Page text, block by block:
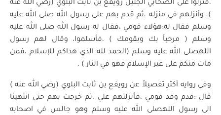
،فنزلوا على الصحابي الجليل رويفع بن ثابت البلوي (رضي الله عنه
)، وأنزلهم في منزله ،ثم قدم بهم على رسول الله صلى الله عليه
وسلم فقال له:هؤلاء قومي ،فقال له رسول الله صلى الله عليه
وسلم ( مرحباً بك وبقومك ) ،فأسلموا، وقال لهم رسول
اللهصلى الله عليه وسلم (الحمد لله الذي هداكم للإسلام ،فمن
مات منكم على غير الإسلام فهو في النار ) .
وفي روايه أكثر تفصيلاً عن رويفع بن ثابت البلوي (رضي الله عنه )
قال :قدم وفد قومي ،فأنزلتهم علي ،ثم خرجت بهم حتى انتهينا
الى رسول اللهصلى الله عليه وسلم وهو جالس في اصحابه